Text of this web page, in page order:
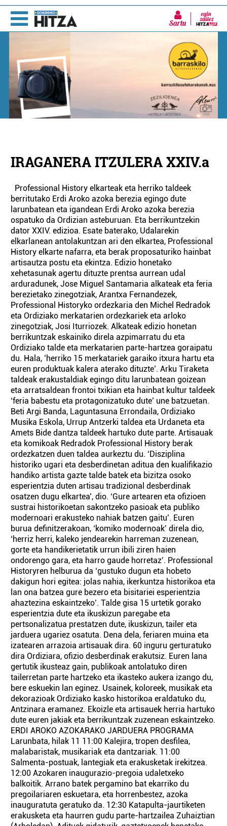
Sartu
IRAGANERA ITZULERA XXIV.a
Professional History elkarteak eta herriko taldeek
berritutako Erdi Aroko azoka berezia egingo dute
larunbatean eta igandean Erdi Aroko azoka berezia
ospatuko da Ordizian asteburuan. Eta berrikuntzekin
dator XXIV. edizioa. Esate baterako, Udalarekin
elkarlanean antolakuntzan ari den elkartea, Professional
History elkarte nafarra, eta berak proposaturiko hainbat
artisautza postu eta ekintza. Edizio honetako
xehetasunak agertu dituzte prentsa aurrean udal
arduradunek, Jose Miguel Santamaria alkateak eta feria
berezietako zinegotziak, Arantxa Fernandezek,
Professional Historyko ordezkaria den Michel Redradok
eta Ordiziako merkatarien ordezkariek eta arloko
zinegotziak, Josi Iturriozek. Alkateak edizio honetan
berrikuntzak eskainiko direla azpimarratu du eta
Ordiziako talde eta merkatarien parte-hartzea goraipatu
du. Hala, ’herriko 15 merkatariek garaiko itxura hartu eta
euren produktuak kalera aterako dituzte’. Arku Tiraketa
taldeak erakustaldiak egingo ditu larunbatean goizean
eta arratsaldean frontoi txikian eta hainbat kultur taldeek
‘feria babestu eta protagonizatuko dute’ une batzuetan.
Beti Argi Banda, Laguntasuna Errondaila, Ordiziako
Musika Eskola, Urrup Antzerki taldea eta Urdaneta eta
Amets Bide dantza taldeek hartuko dute parte. Artisauak
eta komikoak Redradok Professional History berak
ordezkatzen duen taldea aurkeztu du. ‘Disziplina
historiko ugari eta desberdinetan aditua den kualifikazio
handiko artista gazte talde batek eta bizitza osoko
esperientzia duten artisau tradizional desberdinak
osatzen dugu elkartea’, dio. ‘Gure artearen eta ofizioen
sustrai historikoetan sakontzeko pasioak eta publiko
modernoari erakusteko nahiak batzen gaitu’. Euren
burua definitzerakoan, ‘komiko modernoak’ direla dio,
‘herriz herri, kaleko jendearekin harreman zuzenean,
gorte eta handikerietatik urrun ibili ziren haien
ondorengo gara, eta harro gaude horretaz’. Professional
Historyren helburua da ‘gustuko dugun eta hobeto
dakigun hori egitea: jolas nahia, ikerkuntza historikoa eta
lan ona batzea gure bezero eta bisitariei esperientzia
ahaztezina eskaintzeko’. Talde gisa 15 urtetik gorako
esperientzia dute eta ikuskizun paregabe eta
pertsonalizatua prestatzen dute, ikuskizun, tailer eta
jarduera ugariez osatuta. Dena dela, feriaren muina eta
izatearen arrazoia artisauak dira. 60 inguru gerturatuko
dira Ordiziara, ofizio desberdinak erakutsiz. Euren lana
gertutik ikusteaz gain, publikoak antolatuko diren
tailerretan parte hartzeko eta ikasteko aukera izango du,
bere eskuekin lan eginez. Usainek, koloreek, musikak eta
dekorazioak Ordiziako kasko historikoa eraldatuko du,
Antzinara eramanez. Ekoizle eta artisauek herria hartuko
dute euren jakiak eta berrikuntzak zuzenean eskaintzeko.
ERDI AROKO AZOKARAKO JARDUERA PROGRAMA
Larunbata, hilak 11 11:00 Kalejira, tropen desfilea,
malabaristak, musikariak eta dantzariak. 11:00
Salmenta-postuak, lantegiak eta erakusketak irekitzea.
12:00 Azokaren inaugurazio-pregoia udaletxeko
balkoitik. Arrano batek pergamino bat ekarriko du
pregoilariaren eskuetara, eta horrenbestez, azoka
inauguratuta geratuko da. 12:30 Katapulta-jaurtiketen
erakusketa eta haurren gudu parte-hartzailea Zuhaiztian